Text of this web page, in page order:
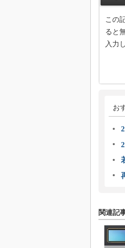
この
ると
入力
お
関連記